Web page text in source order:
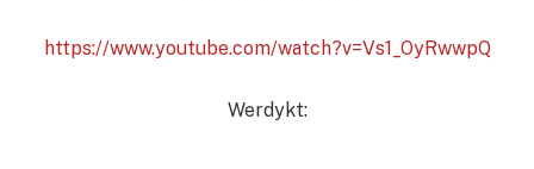
https://www.youtube.com/watch?v=Vs1_OyRwwpQ
Werdykt: